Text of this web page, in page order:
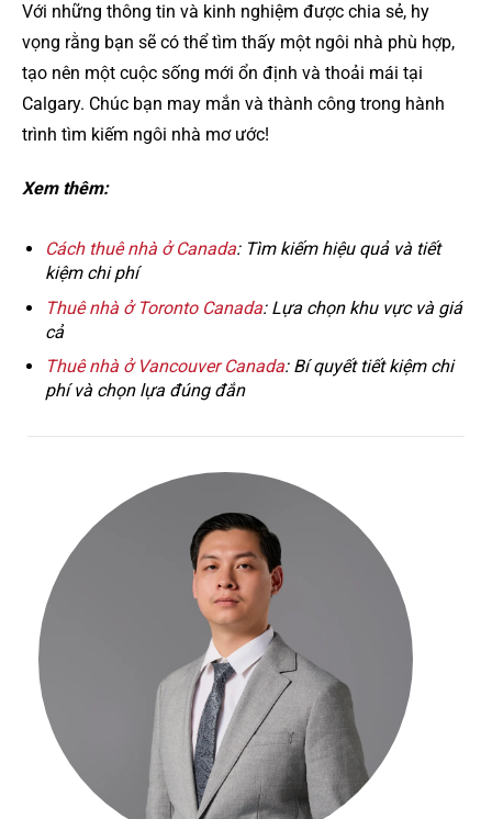
Với những thông tin và kinh nghiệm được chia sẻ, hy
vọng rằng bạn sẽ có thể tìm thấy một ngôi nhà phù hợp,
tạo nên một cuộc sống mới ổn định và thoải mái tại
Calgary. Chúc bạn may mắn và thành công trong hành
trình tìm kiếm ngôi nhà mơ ước!
Xem thêm:
Cách thuê nhà ở Canada: Tìm kiếm hiệu quả và tiết
kiệm chi phí
Thuê nhà ở Toronto Canada: Lựa chọn khu vực và giá
cả
Thuê nhà ở Vancouver Canada: Bí quyết tiết kiệm chi
phí và chọn lựa đúng đắn